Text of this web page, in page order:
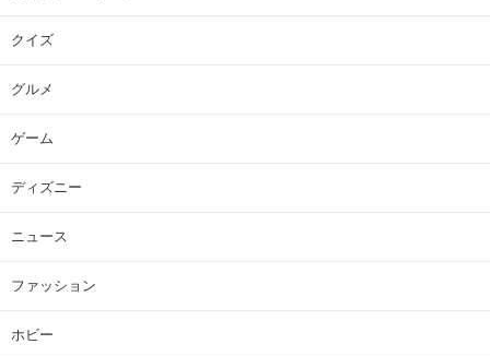
クイズ
グルメ
ゲーム
ディズニー
ニュース
ファッション
ホビー